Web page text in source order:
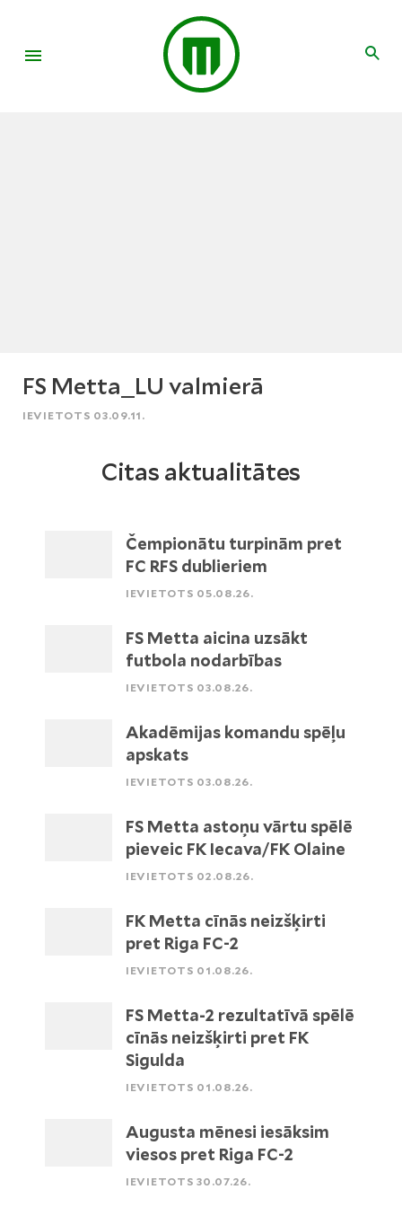
FS Metta_LU valmierā
IEVIETOTS 03.09.11.
Citas aktualitātes
Čempionātu turpinām pret
FC RFS dublieriem
IEVIETOTS 05.08.26.
FS Metta aicina uzsākt
futbola nodarbības
IEVIETOTS 03.08.26.
Akadēmijas komandu spēļu
apskats
IEVIETOTS 03.08.26.
FS Metta astoņu vārtu spēlē
pieveic FK Iecava/FK Olaine
IEVIETOTS 02.08.26.
FK Metta cīnās neizšķirti
pret Riga FC-2
IEVIETOTS 01.08.26.
FS Metta-2 rezultatīvā spēlē
cīnās neizšķirti pret FK
Sigulda
IEVIETOTS 01.08.26.
Augusta mēnesi iesāksim
viesos pret Riga FC-2
IEVIETOTS 30.07.26.